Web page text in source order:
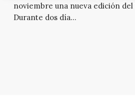
noviembre una nueva edición del
Durante dos día...